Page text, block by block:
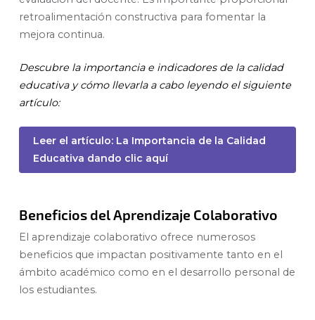
retroalimentación constructiva para fomentar la
mejora continua.
Descubre la importancia e indicadores de la calidad
educativa y cómo llevarla a cabo leyendo el siguiente
artículo:
Leer el artículo: La Importancia de la Calidad
Educativa dando clic aquí
Beneficios del Aprendizaje Colaborativo
El aprendizaje colaborativo ofrece numerosos
beneficios que impactan positivamente tanto en el
ámbito académico como en el desarrollo personal de
los estudiantes.